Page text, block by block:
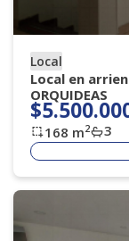
Local
Local en
ORQUIDEAS
168 m2 3